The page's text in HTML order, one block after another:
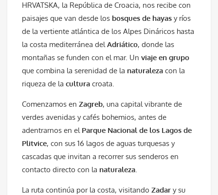
HRVATSKA, la República de Croacia, nos recibe con
paisajes que van desde los bosques de hayas y ríos
de la vertiente atlántica de los Alpes Dináricos hasta
la costa mediterránea delAdriático, donde las
montañas se funden con el mar. Un viaje en grupo
que combina la serenidad de la naturaleza con la
riqueza de la cultura croata.
Comenzamos en Zagreb, una capital vibrante de
verdes avenidas y cafés bohemios, antes de
adentrarnos en el Parque Nacional de los Lagos de
Plitvice, con sus 16 lagos de aguas turquesas y
cascadas que invitan a recorrer sus senderos en
contacto directo con la naturaleza.
La ruta continúa por la costa, visitando Zadar y su